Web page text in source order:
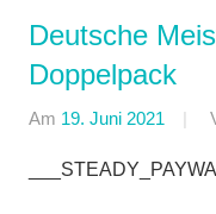
Deutsche
Doppelpack
Am 19. Juni 2021